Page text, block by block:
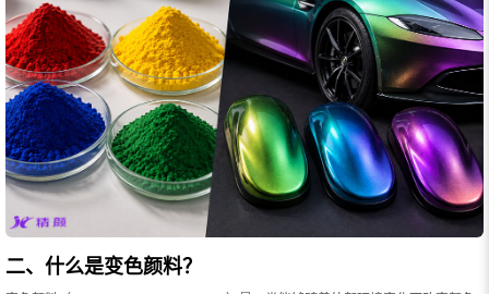
二、什么是变色颜料？